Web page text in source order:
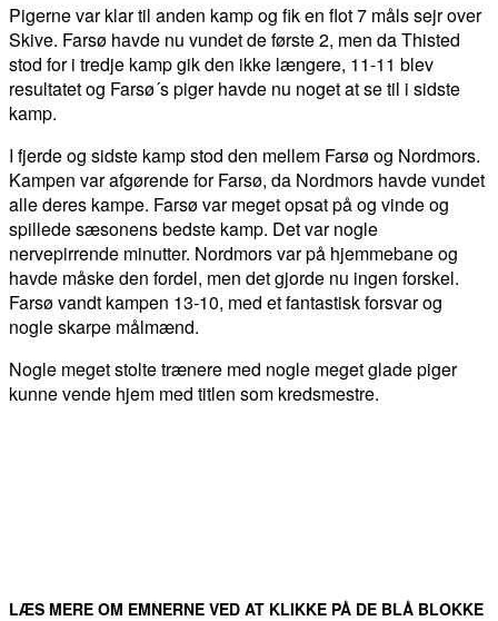
Pigerne var klar til anden kamp og fik en flot 7 måls sejr over
Skive. Farsø havde nu vundet de første 2, men da Thisted
stod for i tredje kamp gik den ikke længere, 11-11 blev
resultatet og Farsø´s piger havde nu noget at se til i sidste
kamp.
I fjerde og sidste kamp stod den mellem Farsø og Nordmors.
Kampen var afgørende for Farsø, da Nordmors havde vundet
alle deres kampe. Farsø var meget opsat på og vinde og
spillede sæsonens bedste kamp. Det var nogle
nervepirrende minutter. Nordmors var på hjemmebane og
havde måske den fordel, men det gjorde nu ingen forskel.
Farsø vandt kampen 13-10, med et fantastisk forsvar og
nogle skarpe målmænd.
Nogle meget stolte trænere med nogle meget glade piger
kunne vende hjem med titlen som kredsmestre.
LÆS MERE OM EMNERNE VED AT KLIKKE PÅ DE BLÅ BLOKKE